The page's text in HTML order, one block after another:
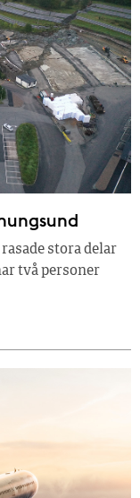
stora delar
två personer